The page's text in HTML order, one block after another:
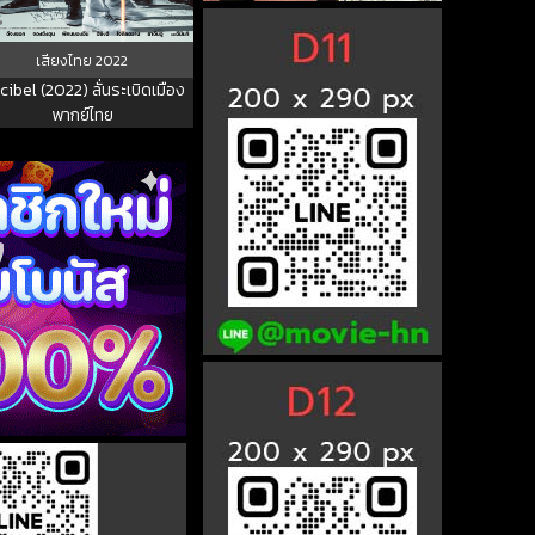
เสียงไทย2022
(2022) ลั่นระเบิดเมือง
พากย์ไทย